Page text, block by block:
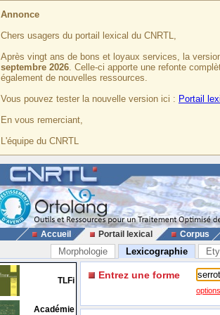
Annonce
Chers usagers du portail lexical du CNRTL,
Après vingt ans de bons et loyaux services, la
septembre 2026. Celle-ci apporte une refonte
également de nouvelles ressources.
Vous pouvez tester la nouvelle version ici : Portail
En vous remerciant,
L'équipe du CNRTL
Accueil Portail lexical Corpus
Morphologie Lexicographie
TLFi
Académie
Entrez une forme